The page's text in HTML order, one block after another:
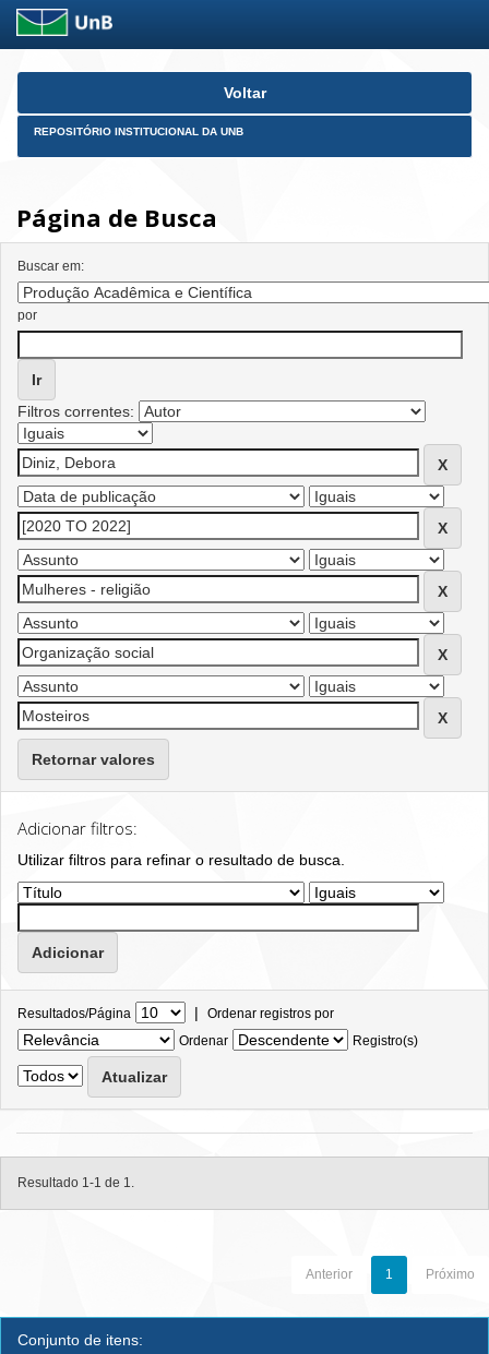
Skip
Voltar
REPOSITÓRIO INSTITUCIONAL DA UNB
Página de Busca
Buscar em:
por
Filtros correntes:
Retornar valores
Adicionar filtros:
Utilizar filtros para refinar o resultado de busca.
Resultados/Página | Ordenar registros por
Ordenar
Registro(s)
Resultado 1-1 de 1.
Anterior 1 Próximo
Conjunto de itens: